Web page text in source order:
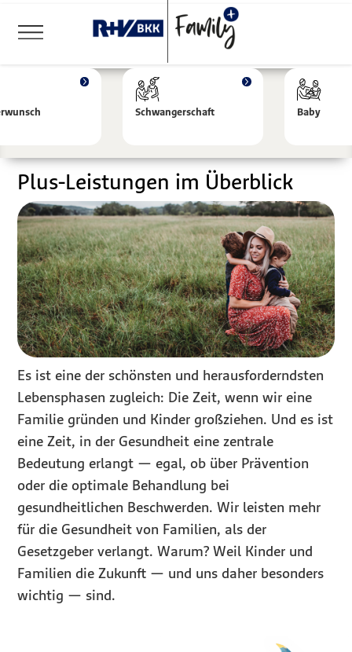
Schwangerschaft Baby
Plus-Leistungen im Überblick
Es ist eine der schönsten und herausforderndsten
Lebensphasen zugleich: Die Zeit, wenn wir eine
Familie gründen und Kinder großziehen. Und es ist
eine Zeit, in der Gesundheit eine zentrale
Bedeutung erlangt — egal, ob über Prävention
oder die optimale Behandlung bei
gesundheitlichen Beschwerden. Wir leisten mehr
für die Gesundheit von Familien, als der
Gesetzgeber verlangt. Warum? Weil Kinder und
Familien die Zukunft — und uns daher besonders
wichtig — sind.